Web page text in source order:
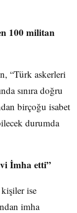
100 militan
“Türk askerleri
sınıra doğru
birçoğu isabet
durumda
İmha etti”
ise
imha